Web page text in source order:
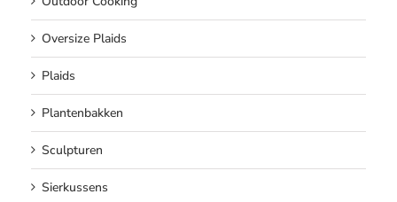
Oversize Plaids
Plaids
Plantenbakken
Sculpturen
Sierkussens